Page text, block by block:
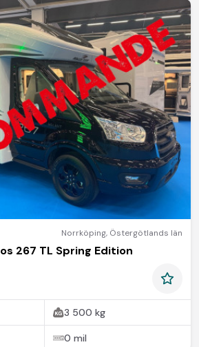
Norrköping, Östergötlands län
267 TL Spring Edition
3 500 kg
0 mil